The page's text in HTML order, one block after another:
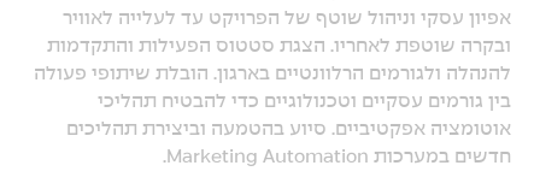
אפיון עסקי וניהול שוטף של הפרויקט עד לעלייה לאוויר
ובקרה שוטפת לאחריו. הצגת סטטוס הפעילות והתקדמות
להנהלה ולגורמים הרלוונטיים בארגון. הובלת שיתופי פעולה
בין גורמים עסקיים וטכנולוגיים כדי להבטיח תהליכי
אוטומציה אפקטיביים. סיוע בהטמעה וביצירת תהליכים
חדשים במערכות Marketing Automation.